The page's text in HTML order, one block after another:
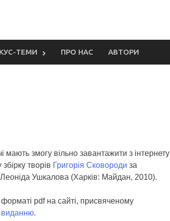
ТЕМИ ПРО НАС АВТОРИ
мають змогу вільно завантажити з інтернету
творів Григорія Сковороди за
Ушкалова (Харків: Майдан, 2010).
pdf на сайті, присвяченому
виданню.